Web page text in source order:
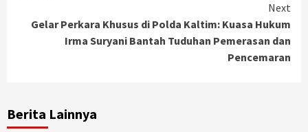
Next
Gelar Perkara Khusus di Polda Kaltim: Kuasa Hukum
Irma Suryani Bantah Tuduhan Pemerasan dan
Pencemaran
Berita Lainnya